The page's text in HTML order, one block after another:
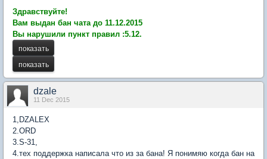
Здравствуйте!
Вам выдан бан чата до 11.12.2015
Вы нарушили пункт правил :5.12.
dzale
11 Dec 2015
1,DZALEX
2.ORD
3.S-31,
4.тех поддержка написала что из за бана! Я понимяю когда бан на